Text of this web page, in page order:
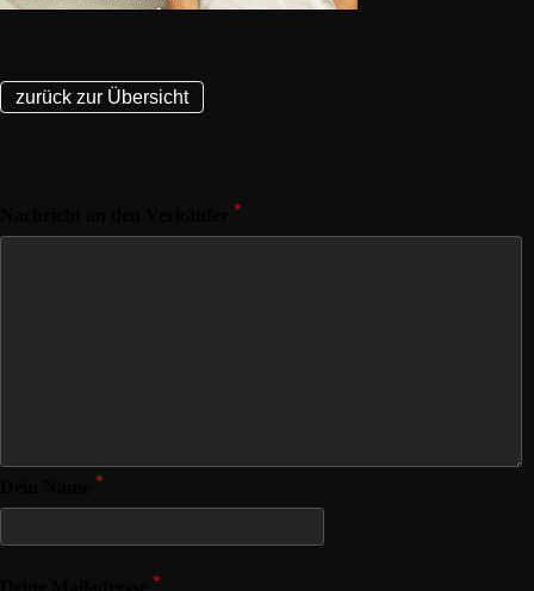
zurück zur Übersicht
*
*
*